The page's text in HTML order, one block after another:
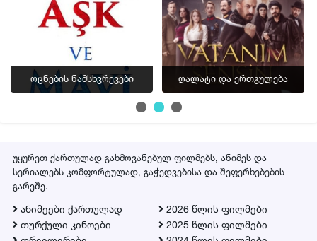
ფლეიერი 2
ფლეიერი 3
▶ სერია 11
ფლეიერი 2
ფლეიერი 3
ფლეიერი 2
ოცნების ნამსხვრევები ღალატი და ერთგულება
უყურეთ ქართულად გახმოვანებულ ფილმებს, ანიმეს და
სერიალებს კომფორტულად, გაჭედვებისა და შეფერხებების
გარეშე.
ანიმეები ქართულად
თურქული კინოები
2026 წლის ფილმები
2025 წლის ფილმები